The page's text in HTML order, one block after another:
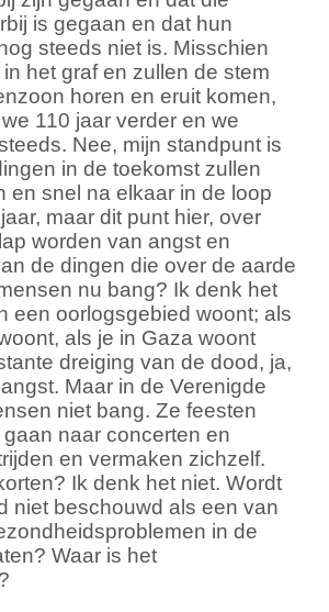
is gegaan en dat hun
steeds niet is. Misschien
het graf en zullen de stem
horen en eruit komen,
110 jaar verder en we
Nee, mijn standpunt is
in de toekomst zullen
en snel na elkaar in de loop
maar dit punt hier, over
worden van angst en
de dingen die over de aarde
nu bang? Ik denk het
een oorlogsgebied woont; als
als je in Gaza woont
dreiging van de dood, ja,
angst. Maar in de Verenigde
niet bang. Ze feesten
naar concerten en
en vermaken zichzelf.
Ik denk het niet. Wordt
niet beschouwd als een van
in de
Waar is het